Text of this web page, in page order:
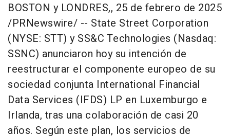
BOSTON y LONDRES,, 25 de febrero de 2025
/PRNewswire/ -- State Street Corporation
(NYSE: STT) y SS&C Technologies (Nasdaq:
SSNC) anunciaron hoy su intención de
reestructurar el componente europeo de su
sociedad conjunta International Financial
Data Services (IFDS) LP en Luxemburgo e
Irlanda, tras una colaboración de casi 20
años. Según este plan, los servicios de